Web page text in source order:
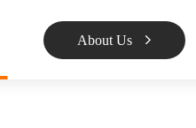
About Us